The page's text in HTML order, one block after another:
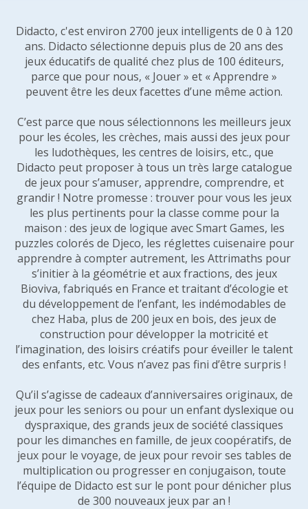
Didacto, c'est environ 2700 jeux intelligents de 0 à 120
ans. Didacto sélectionne depuis plus de 20 ans des
jeux éducatifs de qualité chez plus de 100 éditeurs,
parce que pour nous, « Jouer » et « Apprendre »
peuvent être les deux facettes d’une même action.
C’est parce que nous sélectionnons les meilleurs jeux
pour les écoles, les crèches, mais aussi des jeux pour
les ludothèques, les centres de loisirs, etc., que
Didacto peut proposer à tous un très large catalogue
de jeux pour s’amuser, apprendre, comprendre, et
grandir ! Notre promesse : trouver pour vous les jeux
les plus pertinents pour la classe comme pour la
maison : des jeux de logique avec Smart Games, les
puzzles colorés de Djeco, les réglettes cuisenaire pour
apprendre à compter autrement, les Attrimaths pour
s’initier à la géométrie et aux fractions, des jeux
Bioviva, fabriqués en France et traitant d’écologie et
du développement de l’enfant, les indémodables de
chez Haba, plus de 200 jeux en bois, des jeux de
construction pour développer la motricité et
l’imagination, des loisirs créatifs pour éveiller le talent
des enfants, etc. Vous n’avez pas fini d’être surpris !
Qu’il s’agisse de cadeaux d’anniversaires originaux, de
jeux pour les seniors ou pour un enfant dyslexique ou
dyspraxique, des grands jeux de société classiques
pour les dimanches en famille, de jeux coopératifs, de
jeux pour le voyage, de jeux pour revoir ses tables de
multiplication ou progresser en conjugaison, toute
l’équipe de Didacto est sur le pont pour dénicher plus
de 300 nouveaux jeux par an !